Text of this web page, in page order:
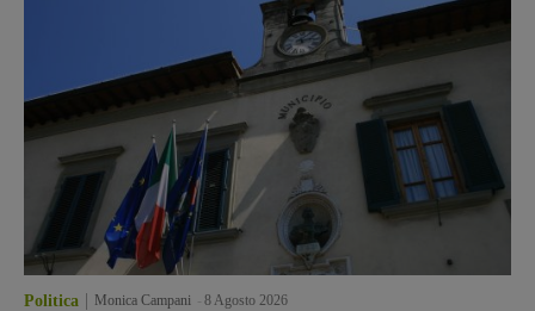
Politica Monica Campani 8 Agosto 2026